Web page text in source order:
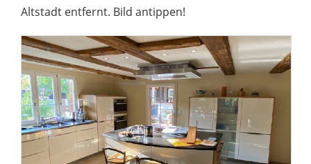
Altstadt entfernt. Bild antippen!